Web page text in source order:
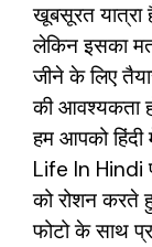
खूबसूरत यात्रा
लेकिन इसका
जीने के लिए
की आवश्यकता
हम आपको
Life In Hindi
को रोशन करते
फोटो के साथ